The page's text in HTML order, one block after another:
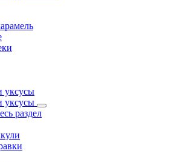
уксусы
уксусы
раздел